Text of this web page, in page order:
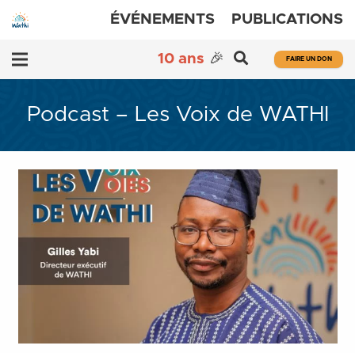
ÉVÉNEMENTS PUBLICATIONS
10 ans 🎉 FAIRE UN DON
Podcast – Les Voix de WATHI